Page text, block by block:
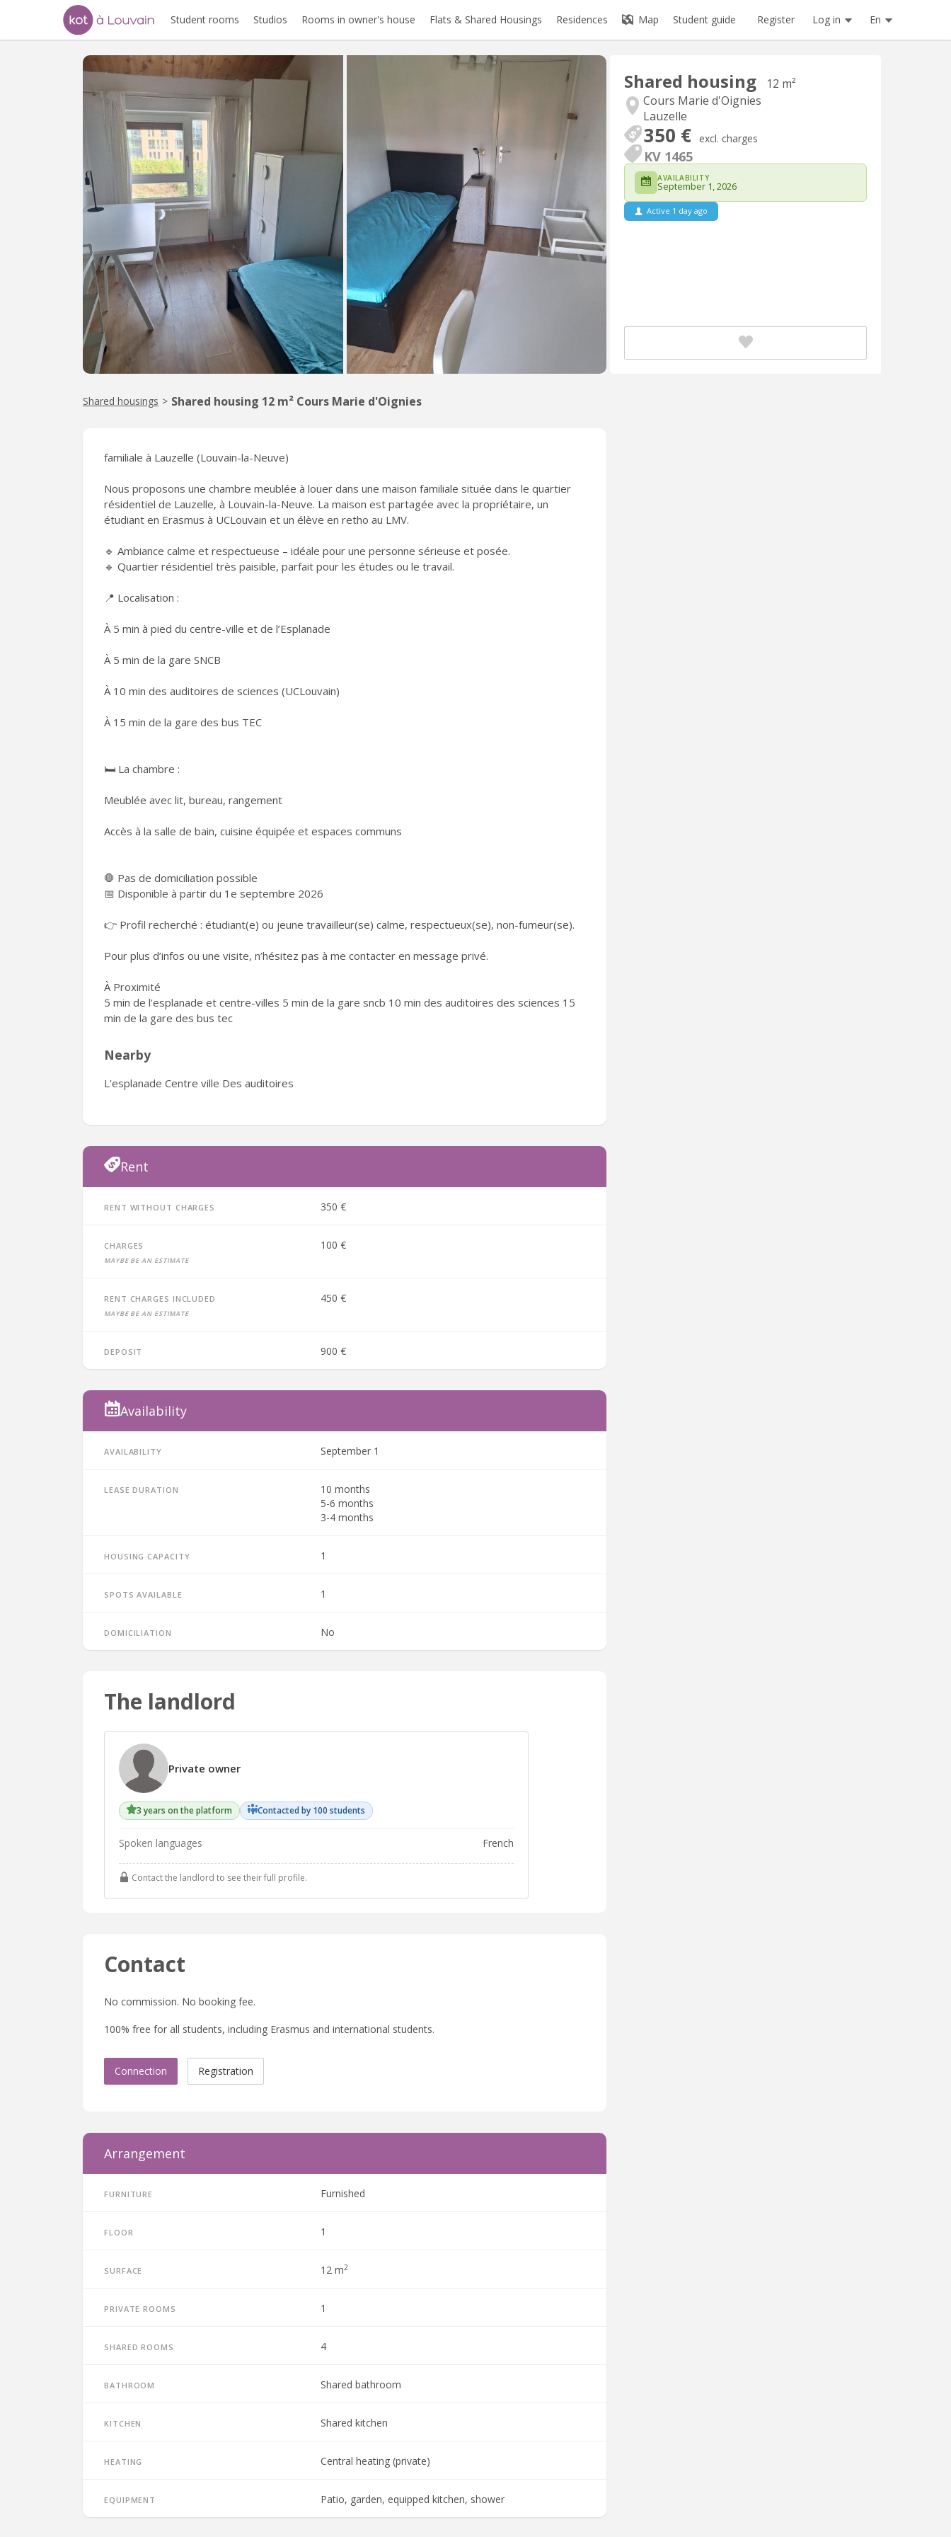
Student rooms Studios Rooms in owner's house Flats & Shared Housings Residences Map Student guide Register Log in En
Shared housing
12 m²
Cours Marie d'Oignies
Lauzelle
350 € excl. charges
KV 1465
AVAILABILITY
September 1, 2026
Active 1 day ago
Shared housings > Shared housing 12 m² Cours Marie d'Oignies
familiale à Lauzelle (Louvain-la-Neuve)
Nous proposons une chambre meublée à louer dans une maison familiale située dans le quartier
résidentiel de Lauzelle, à Louvain-la-Neuve. La maison est partagée avec la propriétaire, un
étudiant en Erasmus à UCLouvain et un élève en retho au LMV.
🔹 Ambiance calme et respectueuse – idéale pour une personne sérieuse et posée.
🔹 Quartier résidentiel très paisible, parfait pour les études ou le travail.
📍 Localisation :
À 5 min à pied du centre-ville et de l’Esplanade
À 5 min de la gare SNCB
À 10 min des auditoires de sciences (UCLouvain)
À 15 min de la gare des bus TEC
🛏️ La chambre :
Meublée avec lit, bureau, rangement
Accès à la salle de bain, cuisine équipée et espaces communs
🛑 Pas de domiciliation possible
📅 Disponible à partir du 1e septembre 2026
👉 Profil recherché : étudiant(e) ou jeune travailleur(se) calme, respectueux(se), non-fumeur(se).
Pour plus d’infos ou une visite, n’hésitez pas à me contacter en message privé.
À Proximité
5 min de l'esplanade et centre-villes 5 min de la gare sncb 10 min des auditoires des sciences 15
min de la gare des bus tec
Nearby
L'esplanade Centre ville Des auditoires
Rent
Rent without charges 350 €
Charges
Maybe be an estimate
100 €
Rent charges included
Maybe be an estimate
450 €
Deposit 900 €
Availability
Availability September 1
Lease duration
10 months
5-6 months
3-4 months
Housing capacity 1
Spots available 1
Domiciliation No
The landlord
Private owner
3 years on the platform Contacted by 100 students
Spoken languages French
Contact the landlord to see their full profile.
Contact
No commission. No booking fee.
100% free for all students, including Erasmus and international students.
Connection Registration
Arrangement
Furniture Furnished
Floor 1
Surface 12 m2
Private rooms 1
Shared rooms 4
Bathroom Shared bathroom
Kitchen Shared kitchen
Heating Central heating (private)
Equipment Patio, garden, equipped kitchen, shower